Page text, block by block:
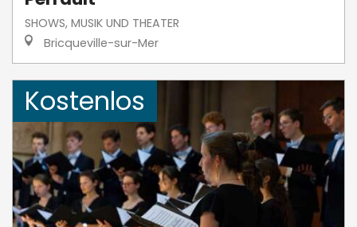
SHOWS, MUSIK UND THEATER
Bricqueville-sur-Mer
Kostenlos